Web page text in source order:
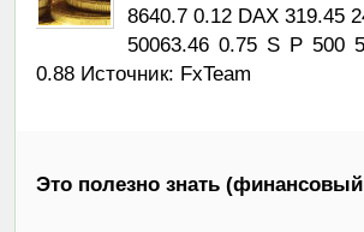
8640.7 0.12 DAX 319.45
50063.46 0.75 S P 500
0.88 Источник: FxTeam
Это полезно знать